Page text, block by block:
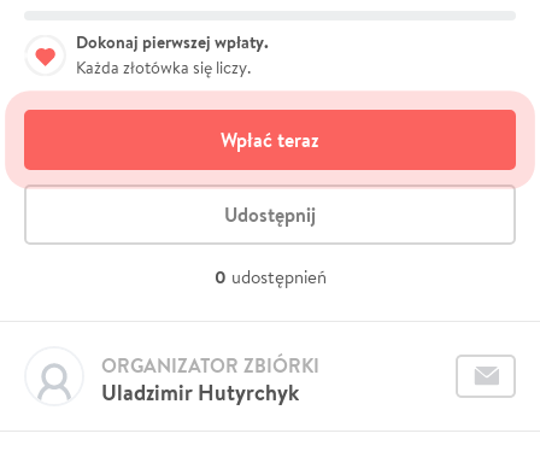
Dokonaj pierwszej wpłaty.
Każda złotówka się liczy.
Wpłać teraz
Udostępnij
0 udostępnień
Uladzimir Hutyrchyk
ORGANIZATOR ZBIÓRKI